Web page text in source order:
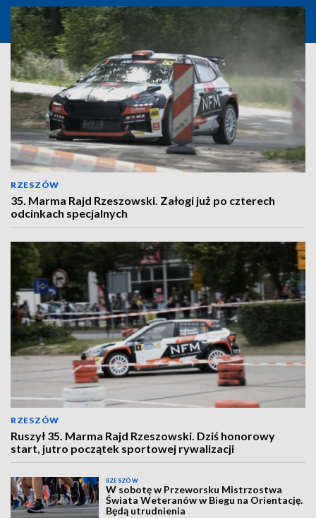
RZESZÓW
35. Marma Rajd Rzeszowski. Załogi już po czterech
odcinkach specjalnych
RZESZÓW
Ruszył 35. Marma Rajd Rzeszowski. Dziś honorowy
start, jutro początek sportowej rywalizacji
RZESZÓW
W sobotę w Przeworsku Mistrzostwa
Świata Weteranów w Biegu na Orientację.
Będą utrudnienia